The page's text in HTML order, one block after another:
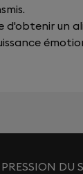
d'obtenir
PRESSION DU